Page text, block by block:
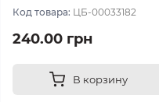
Код товара: ЦБ-00033182
240.00 грн
В корзину